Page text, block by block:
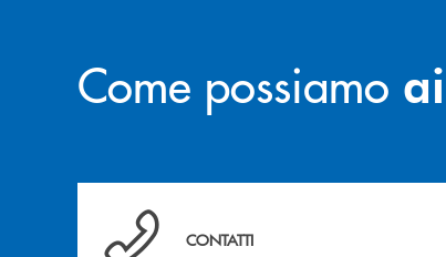
Come possiamo
Per ogni necessità compila il form e
CONTATTI